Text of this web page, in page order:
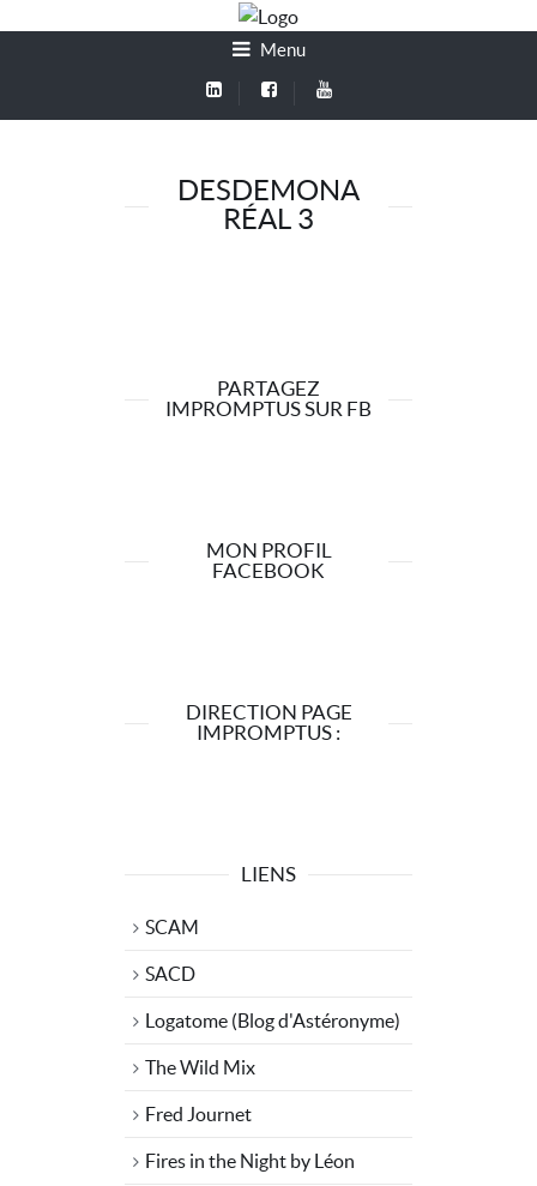
Menu
DESDEMONA
RÉAL 3
PARTAGEZ
IMPROMPTUS SUR FB
MON PROFIL
FACEBOOK
DIRECTION PAGE
IMPROMPTUS :
LIENS
SCAM
SACD
Logatome (Blog d'Astéronyme)
The Wild Mix
Fred Journet
Fires in the Night by Léon